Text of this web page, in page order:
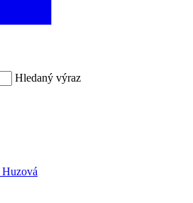
Hledaný výraz